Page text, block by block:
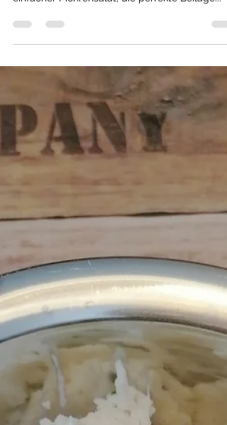
23. Mai 2021
Möhrensalat, schnell und
einfach vorbereitet
einfacher Möhrensalat, die perfekte Beilage...